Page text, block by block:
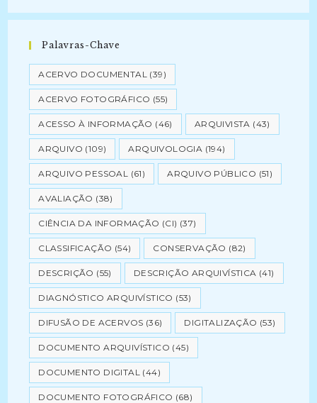
Palavras-Chave
ACERVO DOCUMENTAL (39)
ACERVO FOTOGRÁFICO (55)
ACESSO À INFORMAÇÃO (46) ARQUIVISTA (43)
ARQUIVO (109) ARQUIVOLOGIA (194)
ARQUIVO PESSOAL (61) ARQUIVO PÚBLICO (51)
AVALIAÇÃO (38)
CIÊNCIA DA INFORMAÇÃO (CI) (37)
CLASSIFICAÇÃO (54) CONSERVAÇÃO (82)
DESCRIÇÃO (55) DESCRIÇÃO ARQUIVÍSTICA (41)
DIAGNÓSTICO ARQUIVÍSTICO (53)
DIFUSÃO DE ACERVOS (36) DIGITALIZAÇÃO (53)
DOCUMENTO ARQUIVÍSTICO (45)
DOCUMENTO DIGITAL (44)
DOCUMENTO FOTOGRÁFICO (68)